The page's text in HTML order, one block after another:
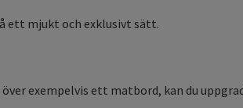
ett mjukt och exklusivt sätt.
exempelvis ett matbord, kan du